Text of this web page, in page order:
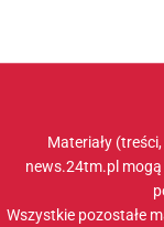
Materiały
news.24tm.pl
Wszystkie pozostałe